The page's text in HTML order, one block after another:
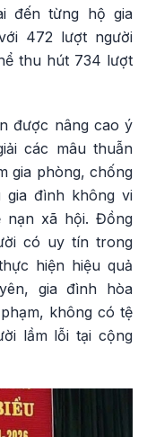
đến từng hộ gia
472 lượt người
thu hút 734 lượt
được nâng cao ý
các mâu thuẫn
gia phòng, chống
gia đình không vi
nạn xã hội. Đồng
có uy tín trong
hiện hiệu quả
gia đình hòa
không có tệ
lầm lỗi tại cộng